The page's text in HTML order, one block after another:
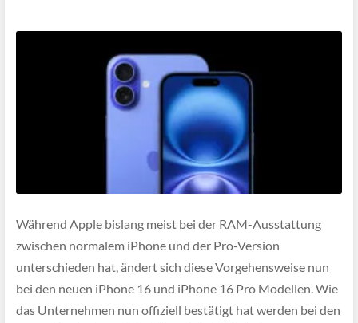
Während Apple bislang meist bei der RAM-Ausstattung
zwischen normalem iPhone und der Pro-Version
unterschieden hat, ändert sich diese Vorgehensweise nun
bei den neuen iPhone 16 und iPhone 16 Pro Modellen. Wie
das Unternehmen nun offiziell bestätigt hat werden bei den